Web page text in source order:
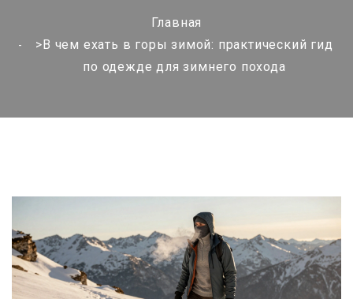
Главная
>В чем ехать в горы зимой: практический гид
по одежде для зимнего похода